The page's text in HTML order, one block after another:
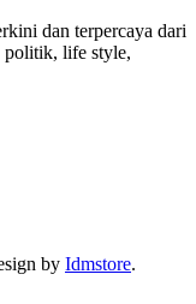
dan terpercaya dari
politik, life style,
by Idmstore.